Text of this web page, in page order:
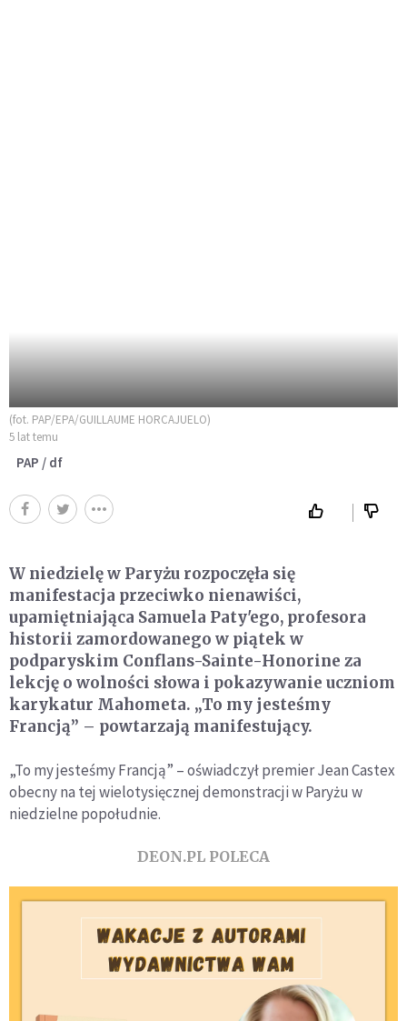
(fot. PAP/EPA/GUILLAUME HORCAJUELO)
5 lat temu
PAP / df
W niedzielę w Paryżu rozpoczęła się
manifestacja przeciwko nienawiści,
upamiętniająca Samuela Paty'ego, profesora
historii zamordowanego w piątek w
podparyskim Conflans-Sainte-Honorine za
lekcję o wolności słowa i pokazywanie uczniom
karykatur Mahometa. „To my jesteśmy
Francją” – powtarzają manifestujący.
„To my jesteśmy Francją” – oświadczył premier Jean Castex
obecny na tej wielotysięcznej demonstracji w Paryżu w
niedzielne popołudnie.
DEON.PL POLECA